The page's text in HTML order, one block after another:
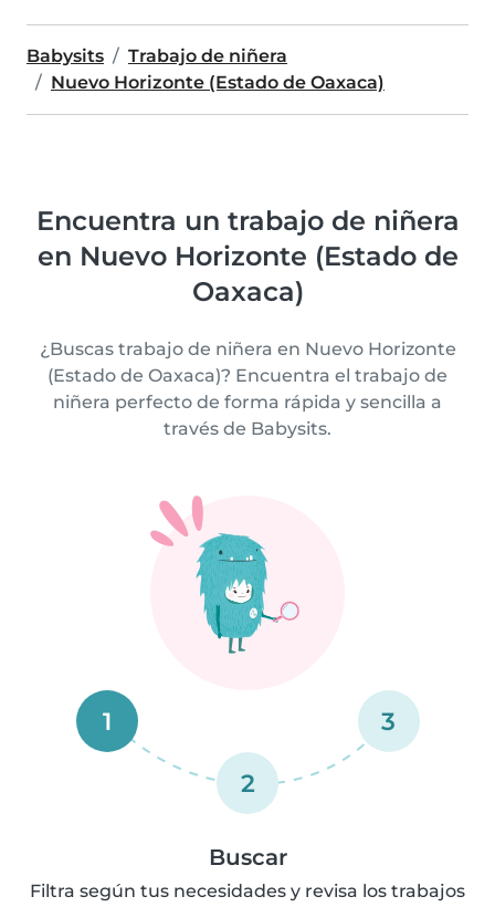
Babysits
Trabajo de niñera
Nuevo Horizonte (Estado de Oaxaca)
Encuentra un trabajo de niñera
en Nuevo Horizonte (Estado de
Oaxaca)
¿Buscas trabajo de niñera en Nuevo Horizonte
(Estado de Oaxaca)? Encuentra el trabajo de
niñera perfecto de forma rápida y sencilla a
través de Babysits.
1
2
3
Buscar
Filtra según tus necesidades y revisa los trabajos